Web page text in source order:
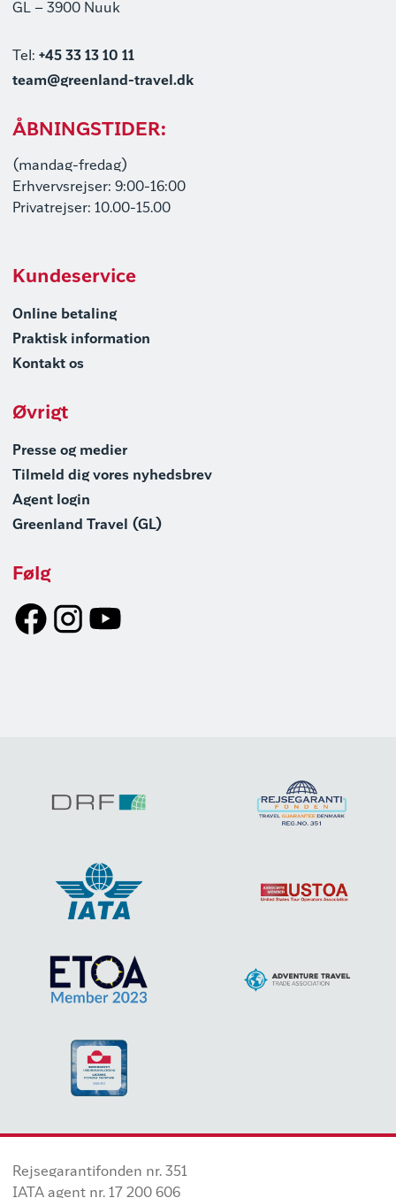
GL – 3900 Nuuk
Tel: +45 33 13 10 11
team@greenland-travel.dk
ÅBNINGSTIDER:
(mandag-fredag)
Erhvervsrejser: 9:00-16:00
Privatrejser: 10.00-15.00
Kundeservice
Online betaling
Praktisk information
Kontakt os
Øvrigt
Presse og medier
Tilmeld dig vores nyhedsbrev
Agent login
Greenland Travel (GL)
Følg
Rejsegarantifonden nr. 351
IATA agent nr. 17 200 606